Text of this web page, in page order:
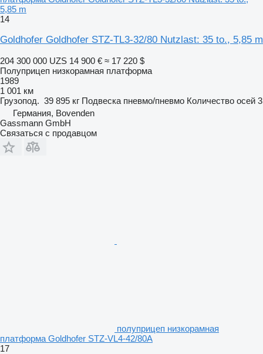
5,85 m
14
Goldhofer Goldhofer STZ-TL3-32/80 Nutzlast: 35 to., 5,85 m
204 300 000 UZS 14 900 € ≈ 17 220 $
Полуприцеп низкорамная платформа
1989
1 001 км
Грузопод. 39 895 кг Подвеска пневмо/пневмо Количество осей 3
Германия, Bovenden
Gassmann GmbH
Связаться с продавцом
полуприцеп низкорамная
платформа Goldhofer STZ-VL4-42/80A
17